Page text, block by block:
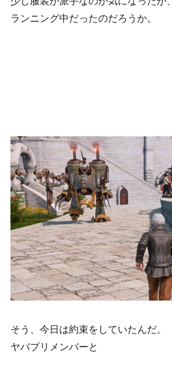
ランニング中だったのだろうか。
そう、今日は約束をしていたんだ。
ヤバプリメンバーと